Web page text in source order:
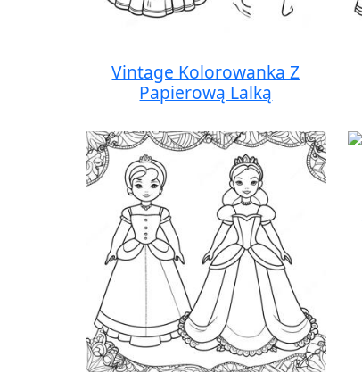
Vintage Kolorowanka Z
Papierową Lalką